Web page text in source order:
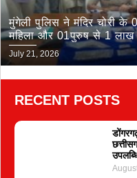
मुंगेली पुलिस ने मंदिर चोरी के
महिला और 01पुरुष से 1
भेजा जेल
July 21, 2026
RECENT POSTS